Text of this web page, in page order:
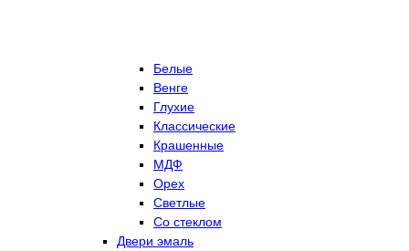
Белые
Венге
Глухие
Классические
Крашенные
МДФ
Орех
Светлые
Со стеклом
Двери эмаль